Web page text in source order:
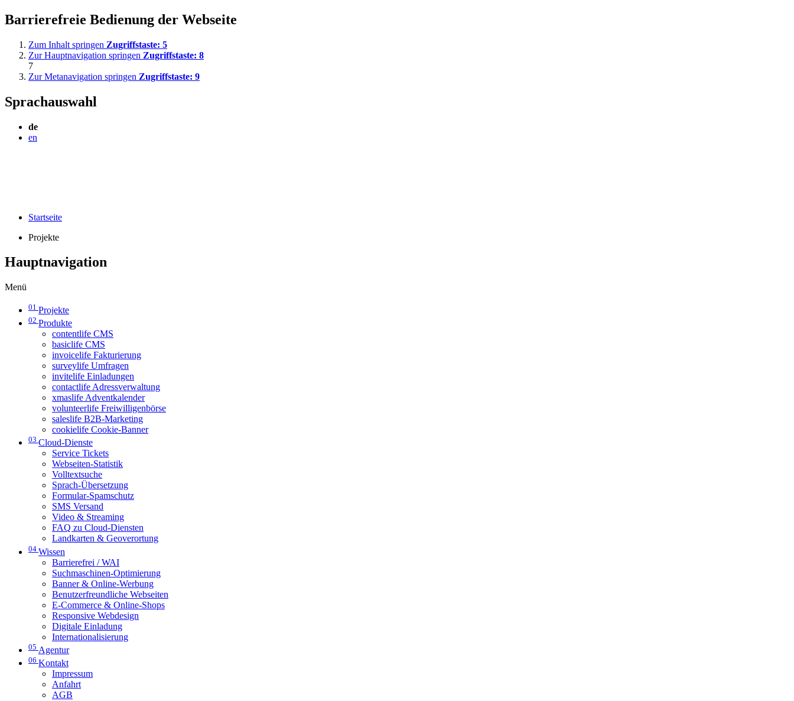
Barrierefreie Bedienung der Webseite
Zum Inhalt springen Zugriffstaste: 5
Zur Hauptnavigation springen Zugriffstaste: 8
7
Zur Metanavigation springen Zugriffstaste: 9
Sprachauswahl
de
en
Startseite
Projekte
Hauptnavigation
Menü
01 Projekte
02 Produkte
contentlife CMS
basiclife CMS
invoicelife Fakturierung
surveylife Umfragen
invitelife Einladungen
contactlife Adressverwaltung
xmaslife Adventkalender
volunteerlife Freiwilligenbörse
saleslife B2B-Marketing
cookielife Cookie-Banner
03 Cloud-Dienste
Service Tickets
Webseiten-Statistik
Volltextsuche
Sprach-Übersetzung
Formular-Spamschutz
SMS Versand
Video & Streaming
FAQ zu Cloud-Diensten
Landkarten & Geoverortung
04 Wissen
Barrierefrei / WAI
Suchmaschinen-Optimierung
Banner & Online-Werbung
Benutzerfreundliche Webseiten
E-Commerce & Online-Shops
Responsive Webdesign
Digitale Einladung
Internationalisierung
05 Agentur
06 Kontakt
Impressum
Anfahrt
AGB